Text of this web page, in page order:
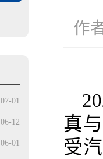
07-01
06-12
06-01
作
真
受